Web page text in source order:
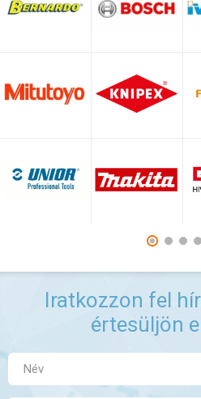
Iratkozzon fel
értesüljön